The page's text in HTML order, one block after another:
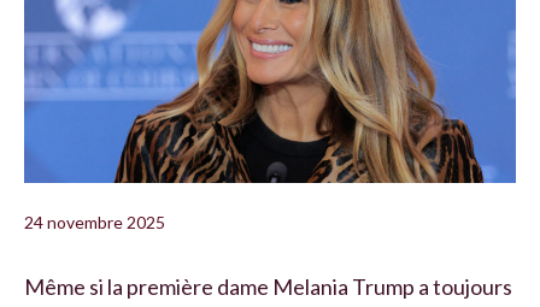
24 novembre 2025
Même si la première dame Melania Trump a toujours